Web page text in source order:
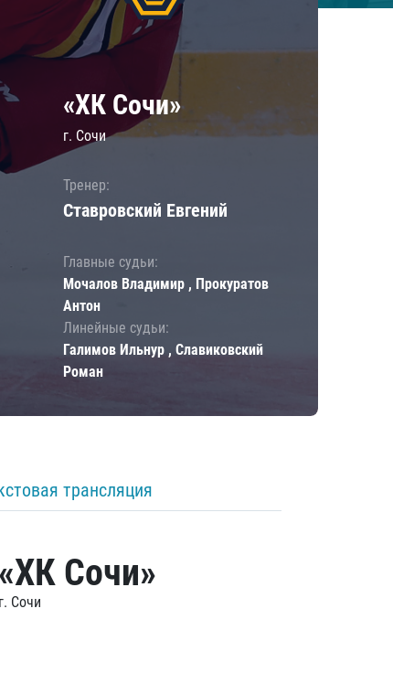
«ХК Сочи»
г. Сочи
Тренер:
Ставровский Евгений
Главные судьи:
Мочалов Владимир , Прокуратов
Антон
Линейные судьи:
Галимов Ильнур , Славиковский
Роман
трансляция
«ХК Сочи»
г. Сочи